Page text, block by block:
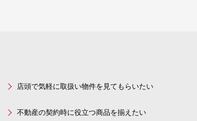
店頭で気軽に取扱い物件を見てもらいたい
不動産の契約時に役立つ商品を揃えたい